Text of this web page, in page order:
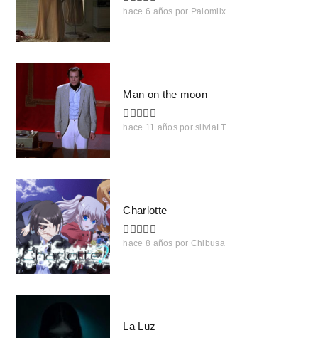
hace 6 años por Palomiix
Man on the moon
hace 11 años por silviaLT
Charlotte
hace 8 años por Chibusa
La Luz